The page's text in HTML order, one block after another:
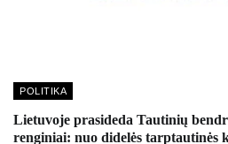
POLITIKA
Lietuvoje prasideda Tautinių
renginiai: nuo didelės tarptautinės